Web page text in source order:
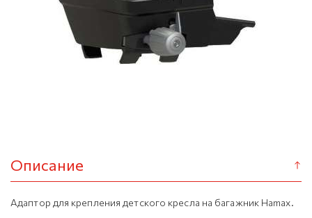
Описание
Адаптор для крепления детского кресла на багажник Hamax.